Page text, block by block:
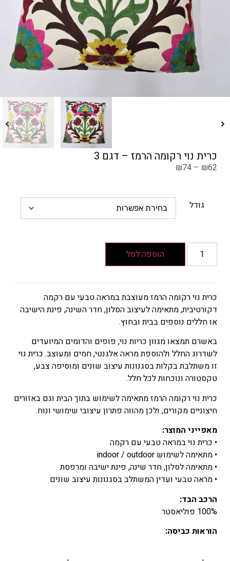
כרית נוי רקומה הרמז – דגם 3
₪62
–
₪74
גודל
הוספה לסל
כרית נוי רקומה הרמז מעוצבת במראה טבעי עם רקמה
דקורטיבית, מתאימה לעיצוב הסלון, חדר השינה, פינת הישיבה
או חללים נוספים בבית ובחוץ.
באשרם תמצאו מגוון כריות נוי, פופים והדומים המיועדים
לשדרוג החלל ולהוספת מראה אלגנטי, חמים ומעוצב. כרית נוי
זו משתלבת בקלות בסגנונות עיצוב שונים ומוסיפה צבע,
טקסטורה ונוכחות לכל חלל.
כרית נוי רקומה הרמז מתאימה לשימוש בתוך הבית וגם באזורים
חיצוניים מקורים, ולכן מהווה פתרון עיצובי שימושי ונוח.
מאפייני המוצר:
• כרית נוי במראה טבעי עם רקמה
• מתאימה לשימוש indoor / outdoor
• מתאימה לסלון, חדר שינה, פינת ישיבה ומרפסת
• מראה טבעי ועדין המשתלב בסגנונות עיצוב שונים
הרכב הבד:
100% פוליאסטר
הוראות כביסה: